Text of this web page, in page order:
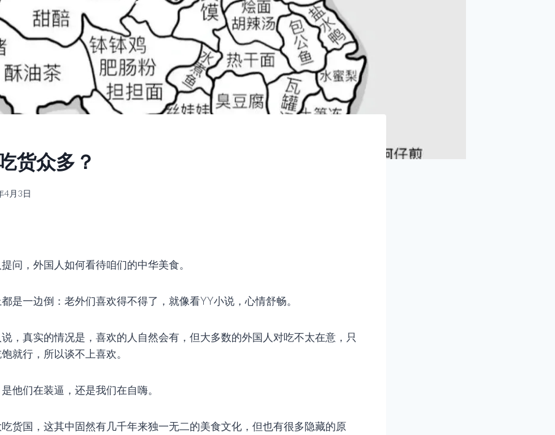
货众多？
4月3日
问，外国人如何看待咱们的中华美食。
是一边倒：老外们喜欢得不得了，就像看YY小说，心情舒畅。
，真实的情况是，喜欢的人自然会有，但大多数的外国人对吃不太在意，只
就行，所以谈不上喜欢。
他们在装逼，还是我们在自嗨。
货国，这其中固然有几千年来独一无二的美食文化，但也有很多隐藏的原